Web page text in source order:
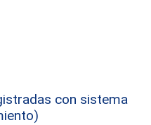
con sistema